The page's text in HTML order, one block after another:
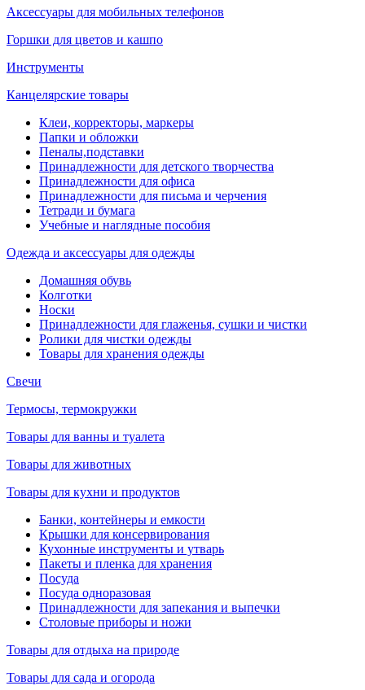
Аксессуары для мобильных телефонов
Горшки для цветов и кашпо
Инструменты
Канцелярские товары
Клеи, корректоры, маркеры
Папки и обложки
Пеналы,подставки
Принадлежности для детского творчества
Принадлежности для офиса
Принадлежности для письма и черчения
Тетради и бумага
Учебные и наглядные пособия
Одежда и аксессуары для одежды
Домашняя обувь
Колготки
Носки
Принадлежности для глаженья, сушки и чистки
Ролики для чистки одежды
Товары для хранения одежды
Свечи
Термосы, термокружки
Товары для ванны и туалета
Товары для животных
Товары для кухни и продуктов
Банки, контейнеры и емкости
Крышки для консервирования
Кухонные инструменты и утварь
Пакеты и пленка для хранения
Посуда
Посуда одноразовая
Принадлежности для запекания и выпечки
Столовые приборы и ножи
Товары для отдыха на природе
Товары для сада и огорода